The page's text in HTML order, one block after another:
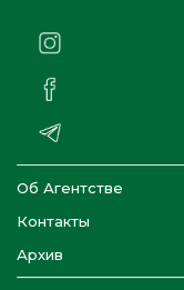
Об Агентстве
Контакты
Архив